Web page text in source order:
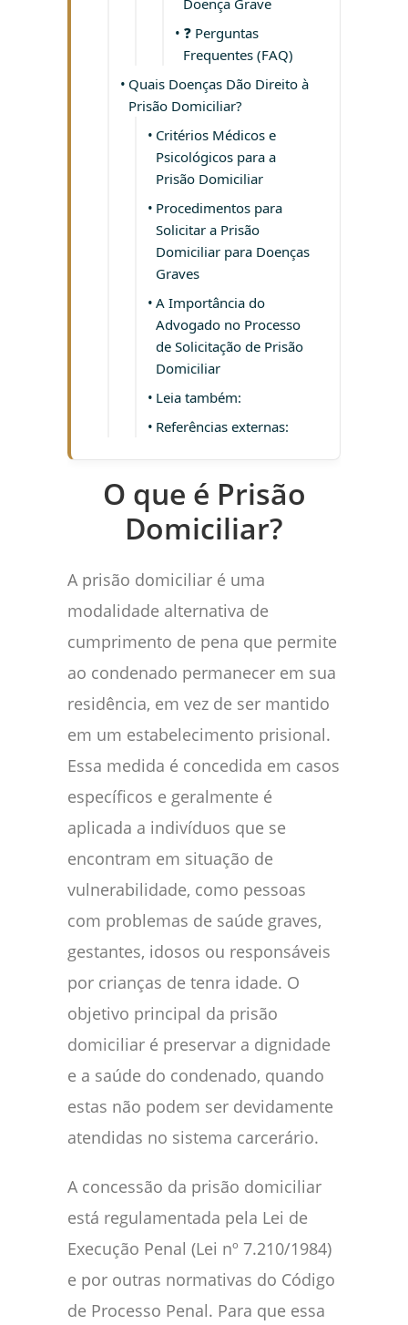
Doença Grave
❓ Perguntas
Frequentes (FAQ)
Quais Doenças Dão Direito à
Prisão Domiciliar?
Critérios Médicos e
Psicológicos para a
Prisão Domiciliar
Procedimentos para
Solicitar a Prisão
Domiciliar para Doenças
Graves
A Importância do
Advogado no Processo
de Solicitação de Prisão
Domiciliar
Leia também:
Referências externas:
O que é Prisão
Domiciliar?
A prisão domiciliar é uma
modalidade alternativa de
cumprimento de pena que permite
ao condenado permanecer em sua
residência, em vez de ser mantido
em um estabelecimento prisional.
Essa medida é concedida em casos
específicos e geralmente é
aplicada a indivíduos que se
encontram em situação de
vulnerabilidade, como pessoas
com problemas de saúde graves,
gestantes, idosos ou responsáveis
por crianças de tenra idade. O
objetivo principal da prisão
domiciliar é preservar a dignidade
e a saúde do condenado, quando
estas não podem ser devidamente
atendidas no sistema carcerário.
A concessão da prisão domiciliar
está regulamentada pela Lei de
Execução Penal (Lei nº 7.210/1984)
e por outras normativas do Código
de Processo Penal. Para que essa